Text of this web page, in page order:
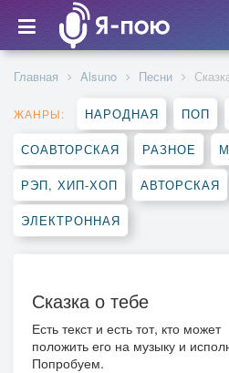
Главная Alsuno Песни
ЖАНРЫ: НАРОДНАЯ ПОП
СОАВТОРСКАЯ РАЗНОЕ
РЭП, ХИП-ХОП АВТОРСКАЯ
ЭЛЕКТРОННАЯ
Сказка о тебе
Есть текст и есть тот, кто может
положить его на музыку и
Попробуем.